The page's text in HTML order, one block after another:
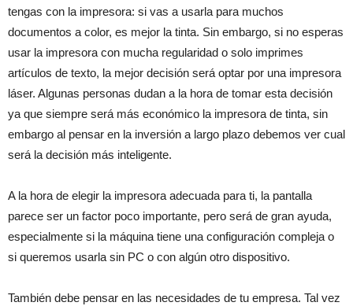
tengas con la impresora: si vas a usarla para muchos
documentos a color, es mejor la tinta. Sin embargo, si no esperas
usar la impresora con mucha regularidad o solo imprimes
artículos de texto, la mejor decisión será optar por una impresora
láser. Algunas personas dudan a la hora de tomar esta decisión
ya que siempre será más económico la impresora de tinta, sin
embargo al pensar en la inversión a largo plazo debemos ver cual
será la decisión más inteligente.
A la hora de elegir la impresora adecuada para ti, la pantalla
parece ser un factor poco importante, pero será de gran ayuda,
especialmente si la máquina tiene una configuración compleja o
si queremos usarla sin PC o con algún otro dispositivo.
También debe pensar en las necesidades de tu empresa. Tal vez